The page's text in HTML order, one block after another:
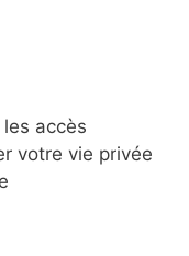
accès
votre vie privée